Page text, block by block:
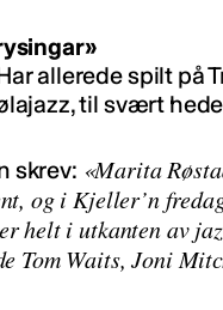
allerede spilt på
til svært
skrev: «Marita
og i Kjeller’n
helt i utkanten av
Tom Waits, Joni